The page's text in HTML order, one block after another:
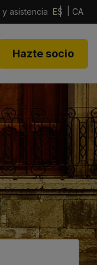
y asistencia ES CA
Hazte socio